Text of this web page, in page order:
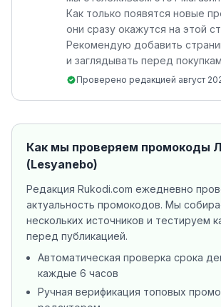
Как только появятся новые
они сразу окажутся на этой
Рекомендую добавить
и заглядывать перед
Проверено редакцией август
Как мы проверяем промокоды
(Lesyanebo)
Редакция Rukodi.com ежедневно
актуальность промокодов. Мы
нескольких источников и тестируем
перед публикацией.
Автоматическая проверка срока
каждые 6 часов
Ручная верификация топовых